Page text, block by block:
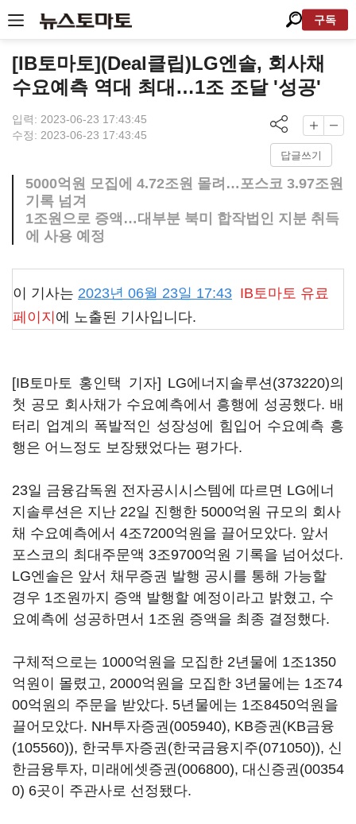
구독
[IB토마토](Deal클립)LG엔솔, 회사채
수요예측 역대 최대…1조 조달 '성공'
입력: 2023-06-23 17:43:45
수정: 2023-06-23 17:43:45
답글쓰기
5000억원 모집에 4.72조원 몰려…포스코 3.97조원
기록 넘겨
1조원으로 증액…대부분 북미 합작법인 지분 취득
에 사용 예정
이 기사는 2023년 06월 23일 17:43 IB토마토 유료
페이지 에 노출된 기사입니다.
[IB토마토 홍인택 기자] LG에너지솔루션(373220)의
첫 공모 회사채가 수요예측에서 흥행에 성공했다. 배
터리 업계의 폭발적인 성장성에 힘입어 수요예측 흥
행은 어느정도 보장됐었다는 평가다.
23일 금융감독원 전자공시시스템에 따르면 LG에너
지솔루션은 지난 22일 진행한 5000억원 규모의 회사
채 수요예측에서 4조7200억원을 끌어모았다. 앞서
포스코의 최대주문액 3조9700억원 기록을 넘어섰다.
LG엔솔은 앞서 채무증권 발행 공시를 통해 가능할
경우 1조원까지 증액 발행할 예정이라고 밝혔고, 수
요예측에 성공하면서 1조원 증액을 최종 결정했다.
구체적으로는 1000억원을 모집한 2년물에 1조1350
억원이 몰렸고, 2000억원을 모집한 3년물에는 1조74
00억원의 주문을 받았다. 5년물에는 1조8450억원을
끌어모았다. NH투자증권(005940), KB증권(KB금융
(105560)), 한국투자증권(한국금융지주(071050)), 신
한금융투자, 미래에셋증권(006800), 대신증권(00354
0) 6곳이 주관사로 선정됐다.